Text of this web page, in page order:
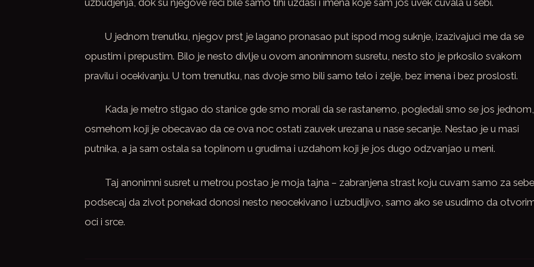
uzbudjenja, dok su njegove reci bile samo tihi uzdasi i imena koje sam jos uvek cuvala u sebi.
U jednom trenutku, njegov prst je lagano pronasao put ispod mog suknje, izazivajuci me da se
opustim i prepustim. Bilo je nesto divlje u ovom anonimnom susretu, nesto sto je prkosilo svakom
pravilu i ocekivanju. U tom trenutku, nas dvoje smo bili samo telo i zelje, bez imena i bez proslosti.
Kada je metro stigao do stanice gde smo morali da se rastanemo, pogledali smo se jos
osmehom koji je obecavao da ce ova noc ostati zauvek urezana u nase secanje. Nestao je u masi
putnika, a ja sam ostala sa toplinom u grudima i uzdahom koji je jos dugo odzvanjao u meni.
Taj anonimni susret u metrou postao je moja tajna – zabranjena strast koju cuvam samo za sebe,
podsecaj da zivot ponekad donosi nesto neocekivano i uzbudljivo, samo ako se usudimo da
oci i srce.